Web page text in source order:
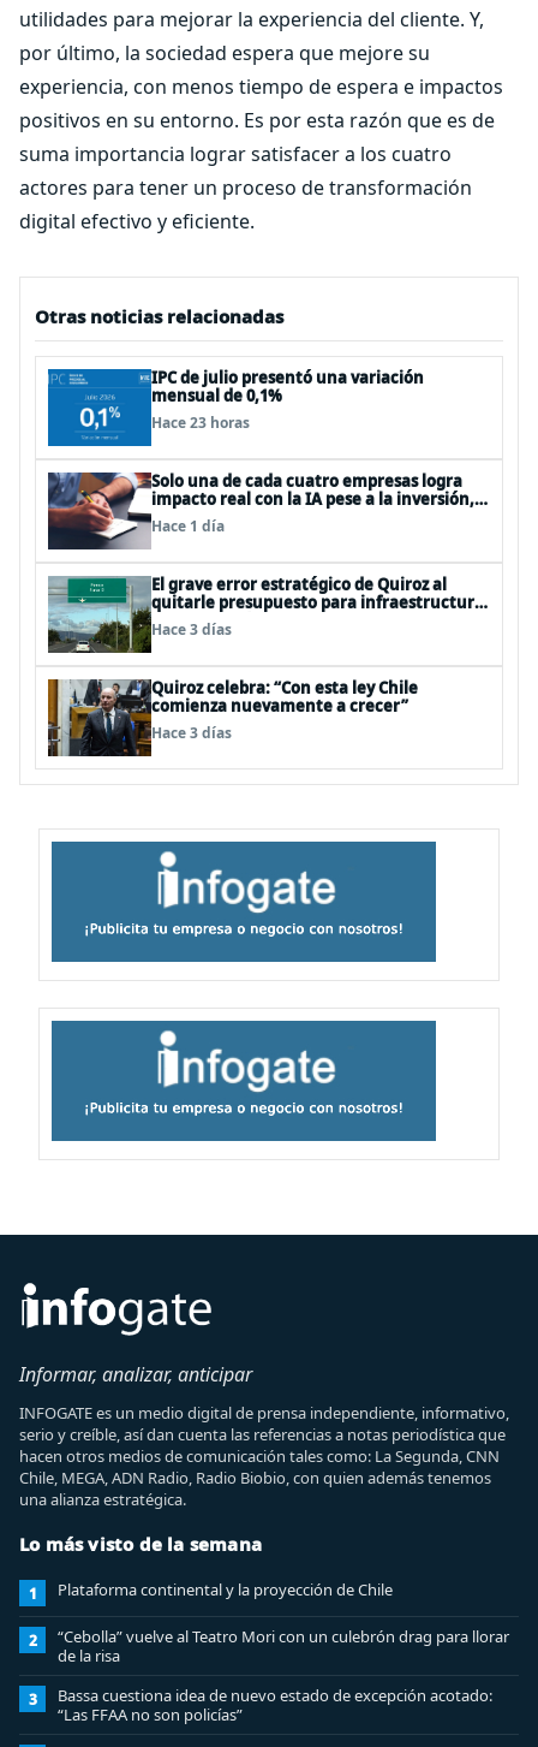
utilidades para mejorar la experiencia del cliente. Y,
por último, la sociedad espera que mejore su
experiencia, con menos tiempo de espera e impactos
positivos en su entorno. Es por esta razón que es de
suma importancia lograr satisfacer a los cuatro
actores para tener un proceso de transformación
digital efectivo y eficiente.
Otras noticias relacionadas
IPC de julio presentó una variación
mensual de 0,1%
Hace 23 horas
Solo una de cada cuatro empresas logra
impacto real con la IA pese a la inversión,
según el Foro Económico Mundial
Hace 1 día
El grave error estratégico de Quiroz al
quitarle presupuesto para infraestructura
vial del Biobío
Hace 3 días
Quiroz celebra: “Con esta ley Chile
comienza nuevamente a crecer”
Hace 3 días
Informar, analizar, anticipar
INFOGATE es un medio digital de prensa independiente, informativo,
serio y creíble, así dan cuenta las referencias a notas periodística que
hacen otros medios de comunicación tales como: La Segunda, CNN
Chile, MEGA, ADN Radio, Radio Biobio, con quien además tenemos
una alianza estratégica.
Lo más visto de la semana
1 Plataforma continental y la proyección de Chile
2
“Cebolla” vuelve al Teatro Mori con un culebrón drag para llorar
de la risa
3
Bassa cuestiona idea de nuevo estado de excepción acotado:
“Las FFAA no son policías”